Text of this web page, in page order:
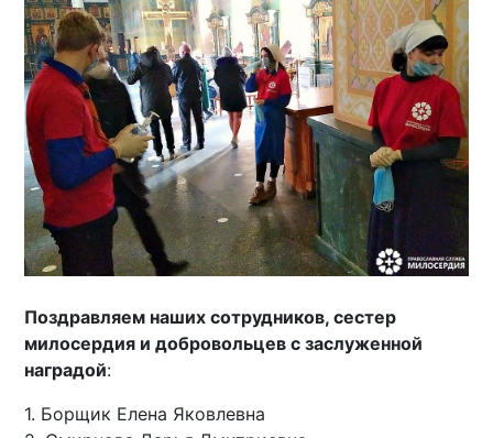
Поздравляем наших сотрудников, сестер
милосердия и добровольцев с заслуженной
наградой:
1. Борщик Елена Яковлевна